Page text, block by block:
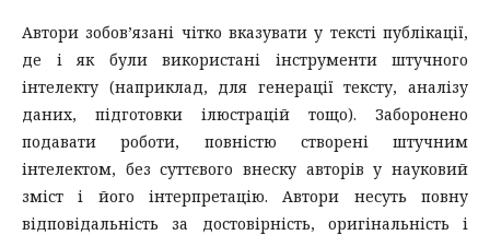
Автори зобов’язані чітко вказувати у тексті публікації,
де і як були використані інструменти штучного
інтелекту (наприклад, для генерації тексту, аналізу
даних, підготовки ілюстрацій тощо). Заборонено
подавати роботи, повністю створені штучним
інтелектом, без суттєвого внеску авторів у науковий
зміст і його інтерпретацію. Автори несуть повну
відповідальність за достовірність, оригінальність і